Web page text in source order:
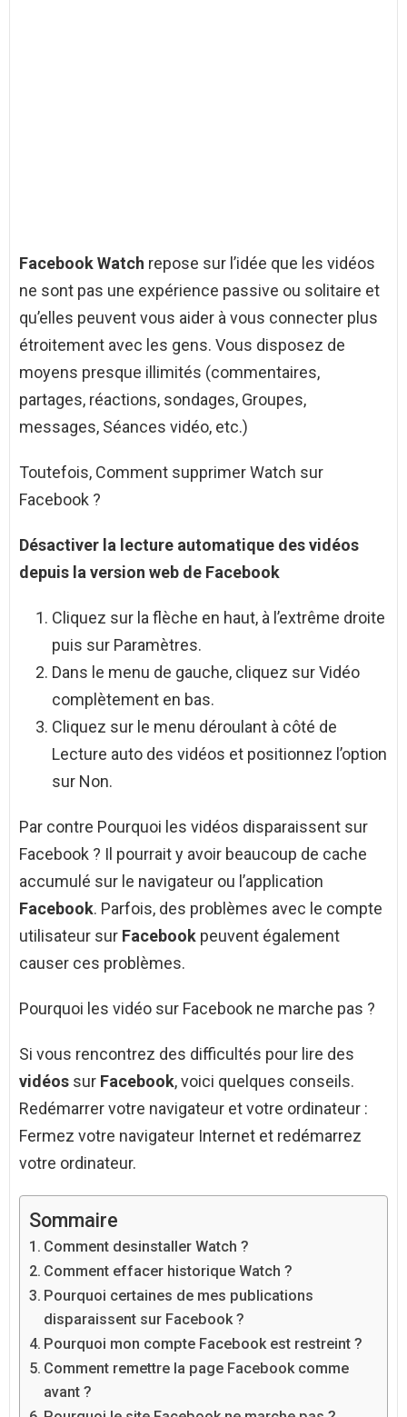
Facebook Watch repose sur l’idée que les vidéos
ne sont pas une expérience passive ou solitaire et
qu’elles peuvent vous aider à vous connecter plus
étroitement avec les gens. Vous disposez de
moyens presque illimités (commentaires,
partages, réactions, sondages, Groupes,
messages, Séances vidéo, etc.)
Toutefois, Comment supprimer Watch sur
Facebook ?
Désactiver la lecture automatique des vidéos
depuis la version web de Facebook
Cliquez sur la flèche en haut, à l’extrême droite
puis sur Paramètres.
Dans le menu de gauche, cliquez sur Vidéo
complètement en bas.
Cliquez sur le menu déroulant à côté de
Lecture auto des vidéos et positionnez l’option
sur Non.
Par contre Pourquoi les vidéos disparaissent sur
Facebook ? Il pourrait y avoir beaucoup de cache
accumulé sur le navigateur ou l’application
Facebook. Parfois, des problèmes avec le compte
utilisateur sur Facebook peuvent également
causer ces problèmes.
Pourquoi les vidéo sur Facebook ne marche pas ?
Si vous rencontrez des difficultés pour lire des
vidéos sur Facebook, voici quelques conseils.
Redémarrer votre navigateur et votre ordinateur :
Fermez votre navigateur Internet et redémarrez
votre ordinateur.
Sommaire
Comment desinstaller Watch ?
Comment effacer historique Watch ?
Pourquoi certaines de mes publications
disparaissent sur Facebook ?
Pourquoi mon compte Facebook est restreint ?
Comment remettre la page Facebook comme
avant ?